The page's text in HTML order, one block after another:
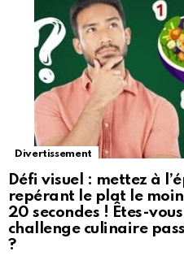
Divertissement
Défi visuel : mettez à
repérant le plat le
20 secondes ! Êtes-
challenge culinaire
?